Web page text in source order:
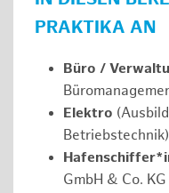
PRAKTIKA AN
Büro /
Elektro
Betriebstechnik)
GmbH & Co. KG